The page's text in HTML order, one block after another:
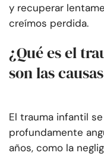
y recuperar
creímos perdida.
¿Qué es el
son las
El trauma infantil
profundamente
años, como la